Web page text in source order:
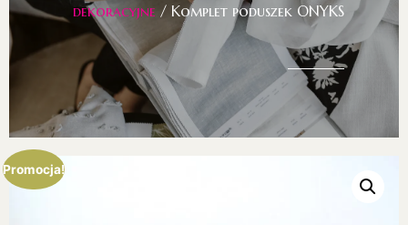
dekoracyjne / Komplet poduszek ONYKS
Promocja!